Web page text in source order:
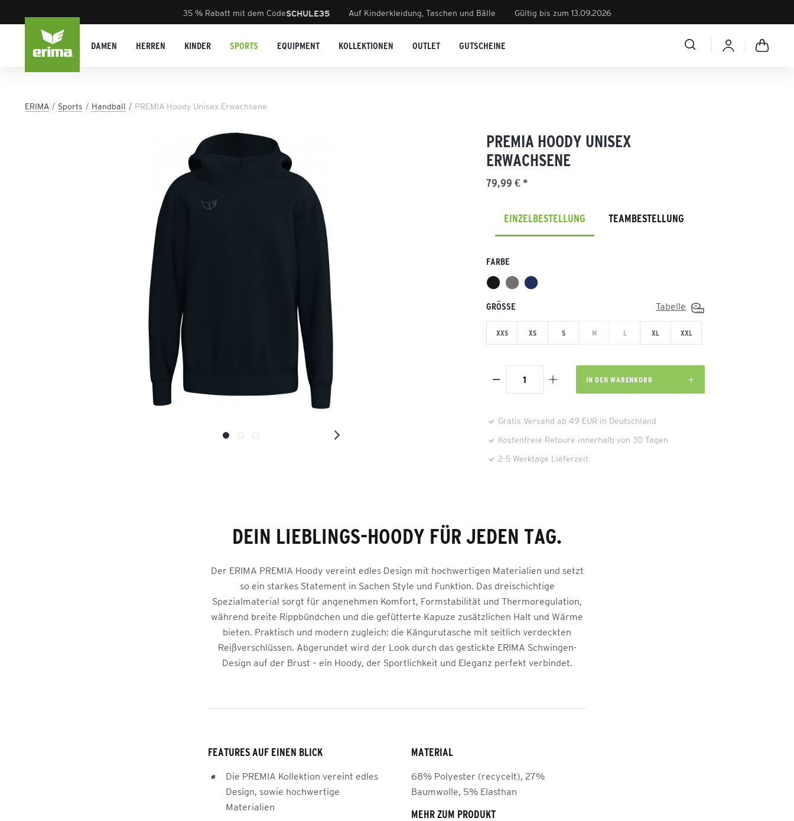
35 % Rabatt mit dem CodeSCHULE35 Auf Kinderkleidung, Taschen und Bälle Gültig bis zum 13.09.2026
DAMEN HERREN KINDER SPORTS EQUIPMENT KOLLEKTIONEN OUTLET GUTSCHEINE
ERIMA Sports Handball PREMIA Hoody Unisex Erwachsene
PREMIA HOODY UNISEX
ERWACHSENE
79,99 € *
EINZELBESTELLUNG TEAMBESTELLUNG
FARBE
GRÖSSE Tabelle
XXS XS S M L XL XXL
IN DEN WARENKORB
Gratis Versand ab 49 EUR in Deutschland
Kostenfreie Retoure innerhalb von 30 Tagen
2-5 Werktage Lieferzeit
DEIN LIEBLINGS-HOODY FÜR JEDEN TAG.
Der ERIMA PREMIA Hoody vereint edles Design mit hochwertigen Materialien und setzt
so ein starkes Statement in Sachen Style und Funktion. Das dreischichtige
Spezialmaterial sorgt für angenehmen Komfort, Formstabilität und Thermoregulation,
während breite Rippbündchen und die gefütterte Kapuze zusätzlichen Halt und Wärme
bieten. Praktisch und modern zugleich: die Kängurutasche mit seitlich verdeckten
Reißverschlüssen. Abgerundet wird der Look durch das gestickte ERIMA Schwingen-
Design auf der Brust – ein Hoody, der Sportlichkeit und Eleganz perfekt verbindet.
FEATURES AUF EINEN BLICK
Die PREMIA Kollektion vereint edles
Design, sowie hochwertige
Materialien
MATERIAL
68% Polyester (recycelt), 27%
Baumwolle, 5% Elasthan
MEHR ZUM PRODUKT